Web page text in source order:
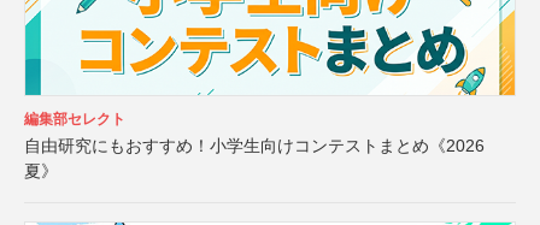
編集部セレクト
自由研究にもおすすめ！小学生向けコンテストまとめ《2026
夏》